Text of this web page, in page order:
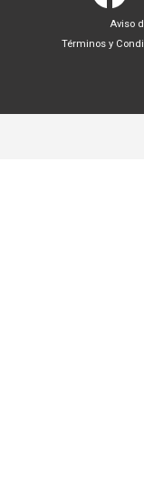
Aviso
Términos y